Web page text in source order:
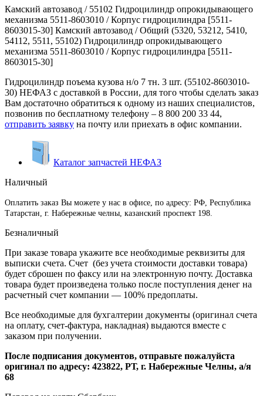
Камский автозавод / 55102 Гидроцилиндр опрокидывающего
механизма 5511-8603010 / Корпус гидроцилиндра [5511-
8603015-30] Камский автозавод / Общий (5320, 53212, 5410,
54112, 5511, 55102) Гидроцилиндр опрокидывающего
механизма 5511-8603010 / Корпус гидроцилиндра [5511-
8603015-30]
Гидроцилиндр поъема кузова н/о 7 тн. 3 шт. (55102-8603010-
30) НЕФАЗ с доставкой в России, для того чтобы сделать заказ
Вам достаточно обратиться к одному из наших специалистов,
позвонив по бесплатному телефону – 8 800 200 33 44,
отправить заявку на почту или приехать в офис компании.
Каталог запчастей НЕФАЗ
Наличный
Оплатить заказ Вы можете у нас в офисе, по адресу: РФ, Республика
Татарстан, г. Набережные челны, казанский проспект 198.
Безналичный
При заказе товара укажите все необходимые реквизиты для
выписки счета. Счет (без учета стоимости доставки товара)
будет сброшен по факсу или на электронную почту. Доставка
товара будет произведена только после поступления денег на
расчетный счет компании — 100% предоплаты.
Все необходимые для бухгалтерии документы (оригинал счета
на оплату, счет-фактура, накладная) выдаются вместе с
заказом при получении.
После подписания документов, отправьте пожалуйста
оригинал по адресу: 423822, РТ, г. Набережные Челны, а/я
68